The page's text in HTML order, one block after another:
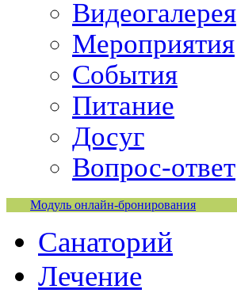
Видеогалерея
Мероприятия
События
Питание
Досуг
Вопрос-ответ
Модуль онлайн-бронирования
Санаторий
Лечение